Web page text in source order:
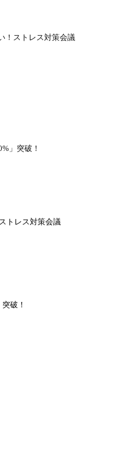
！ストレス対策会議
」突破！
トレス対策会議
破！